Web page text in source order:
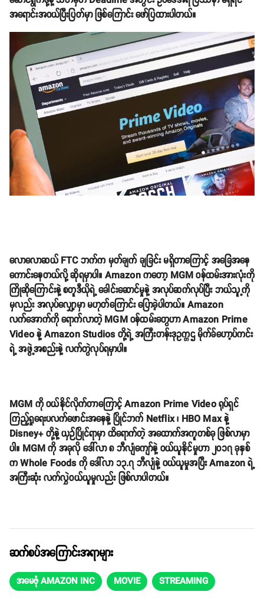
အရောင်းအဝယ်ပြီးပြတ်မှာ ဖြစ်ကြောင်း ဖော်ပြထားပါတယ်။
လောလောဆယ် FTC ဘက်က မှတ်ချက် ချခြင်း မရှိတာကြောင့် အခြေအနေ
ကောင်းနေတယ်လို့ ဆိုရမှာပါ။ Amazon ကတော့ MGM ဝန်ထမ်းအားလုံးကို
ကြိုဆိုကြောင်းနဲ့ စတူဒီယိုရဲ့ ခေါင်းဆောင်မှုနဲ့ အလုပ်ဆက်လုပ်ပြီး ဘယ်သူ့ကို
မှလည်း အလုပ်လျှော့မှာ မဟုတ်ကြောင်း ပြောခဲ့ပါတယ်။ Amazon
လက်အောက်ကို ရောက်လာတဲ့ MGM ဝန်ထမ်းတွေဟာ Amazon Prime
Video နဲ့ Amazon Studios တို့ရဲ့ အကြီးတန်းဒုဥက္ကဌ မိုက်ခ်ဟော့ပ်ကင်း
ရဲ့ အဖွဲ့အစည်းနဲ့ လက်တွဲလုပ်ရမှာပါ။
MGM ကို ဝယ်နိုင်လိုက်တာကြောင့် Amazon Prime Video ရုပ်ရှင်
ကြည့်ရှုရေးပလက်ဖောင်းအနေနဲ့ ပြိုင်ဘက် Netflix ၊ HBO Max နဲ့
Disney+ တို့နဲ့ ယှဉ်ပြိုင်ရာမှာ ထိရောက်တဲ့ အထောက်အကူတစ်ခု ဖြစ်လာမှာ
ပါ။ MGM ကို အခုလို ဒေါ်လာ ၈ ဘီလျံကျော်နဲ့ ဝယ်ယူနိုင်မှုဟာ ၂၀၁၇ ခုနှစ်
က Whole Foods ကို ဒေါ်လာ ၁၃.၇ ဘီလျံနဲ့ ဝယ်ယူမှုအပြီး Amazon ရဲ့
အကြီးဆုံး လက်လွှဲဝယ်ယူမှုလည်း ဖြစ်လာပါတယ်။
ဆက်စပ်အကြောင်းအရာများ
အမေဇုံ AMAZON INC MOVIE STREAMING